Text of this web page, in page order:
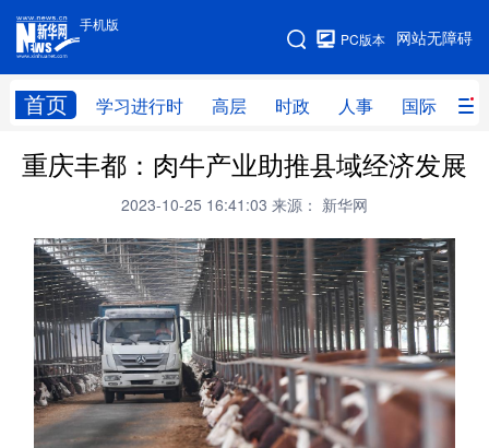
手机版
网站无障碍
PC版本
首页 学习进行时 高层 时政 人事 国际 财
手机版
网站地图
学习进行时 高层 时政 人事
财经 网评
台湾 思客智库 全球连线 教育
科技 科创 量子 体育
文化 书画 健康 军事
访谈 视频 图片 政务
法律 中央文件 金融 汽车
重庆丰都：肉牛产业助推县域经济发展
2023-10-25 16:41:03 来源： 新华网